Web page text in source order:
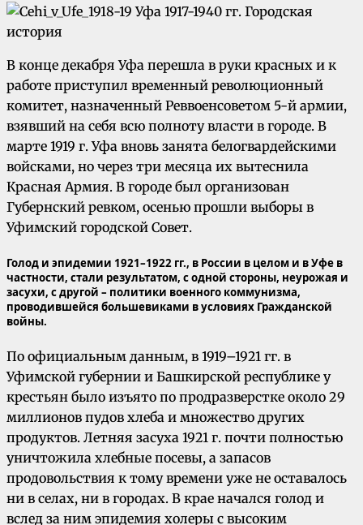
В конце декабря Уфа перешла в руки красных и к
работе приступил временный революционный
комитет, назначенный Реввоенсоветом 5-й армии,
взявший на себя всю полноту власти в городе. В
марте 1919 г. Уфа вновь занята белогвардейскими
войсками, но через три месяца их вытеснила
Красная Армия. В городе был организован
Губернский ревком, осенью прошли выборы в
Уфимский городской Совет.
Голод и эпидемии 1921–1922 гг., в России в целом и в Уфе в
частности, стали результатом, с одной стороны, неурожая и
засухи, с другой – политики военного коммунизма,
проводившейся большевиками в условиях Гражданской
войны.
По официальным данным, в 1919–1921 гг. в
Уфимской губернии и Башкирской республике у
крестьян было изъято по продразверстке около 29
миллионов пудов хлеба и множество других
продуктов. Летняя засуха 1921 г. почти полностью
уничтожила хлебные посевы, а запасов
продовольствия к тому времени уже не оставалось
ни в селах, ни в городах. В крае начался голод и
вслед за ним эпидемия холеры с высоким